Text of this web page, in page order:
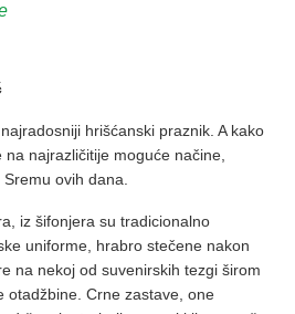
hrišćanski praznik. A kako
najrazličitije moguće načine,
ovih dana.
iz šifonjera su tradicionalno
uniforme, hrabro stečene nakon
na nekoj od suvenirskih tezgi širom
otadžbine. Crne zastave, one